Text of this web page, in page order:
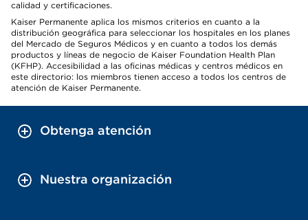
calidad y certificaciones.
Kaiser Permanente aplica los mismos criterios en cuanto a la
distribución geográfica para seleccionar los hospitales en los planes
del Mercado de Seguros Médicos y en cuanto a todos los demás
productos y líneas de negocio de Kaiser Foundation Health Plan
(KFHP). Accesibilidad a las oficinas médicas y centros médicos en
este directorio: los miembros tienen acceso a todos los centros de
atención de Kaiser Permanente.
Obtenga atención
Nuestra organización